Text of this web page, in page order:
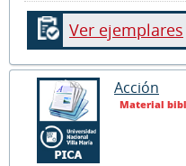
Ver ejemplares
Acción
Material